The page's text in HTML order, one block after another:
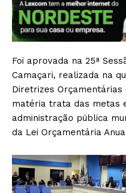
Foi aprovada na 25ª
Camaçari, realizada na
Diretrizes Orçamentárias
matéria trata das metas
administração pública
da Lei Orçamentária